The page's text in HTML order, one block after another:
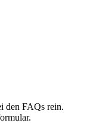
den FAQs rein.